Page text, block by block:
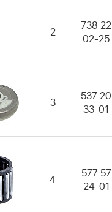
2
738 22
02-25
3
537 20
33-01
4
577 57
24-01